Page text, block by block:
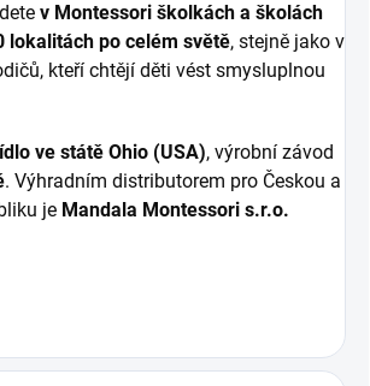
v Montessori školkách a školách
lokalitách po celém světě, stejně jako v
kteří chtějí děti vést smysluplnou
ve státě Ohio (USA), výrobní závod
. Výhradním distributorem pro Českou a
je Mandala Montessori s.r.o.